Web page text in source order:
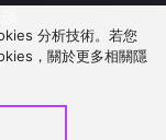
分析技術。若您
，關於更多相關隱